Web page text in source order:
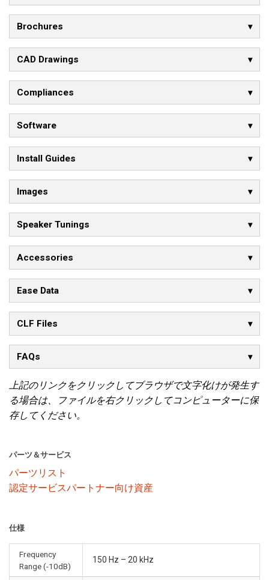
Brochures
CAD Drawings
Compliances
Software
Install Guides
Images
Speaker Tunings
Accessories
Ease Data
CLF Files
FAQs
上記のリンクをクリックしてブラウザで文字化けが発生す
る場合は、ファイルを右クリックしてコンピューターに保
存してください。
パーツ＆サービス
パーツリスト
認定サービスパートナー向け資産
仕様
Frequency
Range (-10dB)
150 Hz – 20 kHz